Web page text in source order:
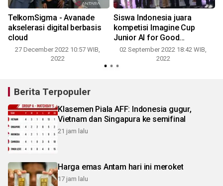
TelkomSigma - Avanade
akselerasi digital berbasis
cloud
27 December 2022 10:57 WIB,
2022
Siswa Indonesia juara
kompetisi Imagine Cup
Junior AI for Good
Challenge 2022
02 September 2022 18:42 WIB,
2022
Berita Terpopuler
Klasemen Piala AFF: Indonesia gugur,
Vietnam dan Singapura ke semifinal
21 jam lalu
Harga emas Antam hari ini meroket
17 jam lalu